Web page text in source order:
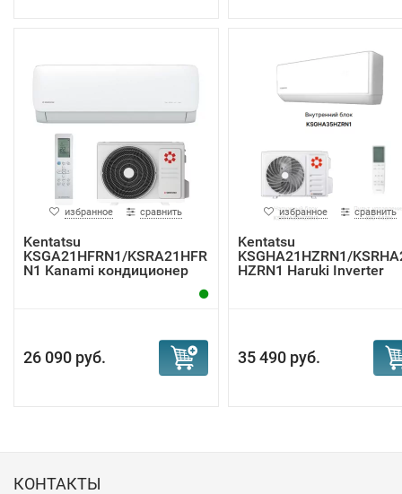
избранное сравнить
Kentatsu
KSGA21HFRN1/KSRA21HFR
N1 Kanami кондиционер
26 090 руб.
избранное сравнить
Kentatsu
KSGHA21HZRN1/
HZRN1 Haruki Inverter
35 490 руб.
КОНТАКТЫ